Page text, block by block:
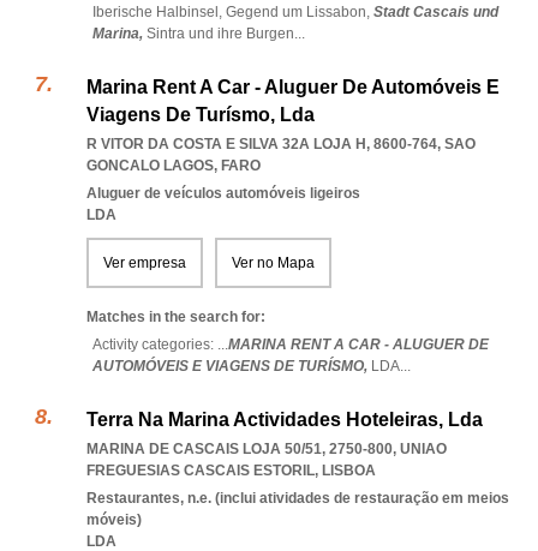
Iberische Halbinsel, Gegend um Lissabon, Stadt Cascais und
Marina, Sintra und ihre Burgen...
Marina Rent A Car - Aluguer De Automóveis E
Viagens De Turísmo, Lda
R VITOR DA COSTA E SILVA 32A LOJA H, 8600-764, SAO
GONCALO LAGOS, FARO
Aluguer de veículos automóveis ligeiros
LDA
Ver empresa Ver no Mapa
Matches in the search for:
Activity categories: ...MARINA RENT A CAR - ALUGUER DE
AUTOMÓVEIS E VIAGENS DE TURÍSMO, LDA...
Terra Na Marina Actividades Hoteleiras, Lda
MARINA DE CASCAIS LOJA 50/51, 2750-800, UNIAO
FREGUESIAS CASCAIS ESTORIL, LISBOA
Restaurantes, n.e. (inclui atividades de restauração em meios
móveis)
LDA